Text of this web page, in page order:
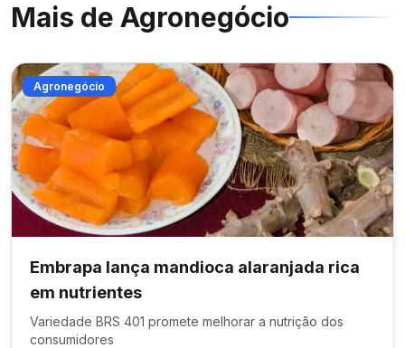
Mais de Agronegócio
Agronegócio
Embrapa lança mandioca alaranjada rica
em nutrientes
Variedade BRS 401 promete melhorar a nutrição dos
consumidores